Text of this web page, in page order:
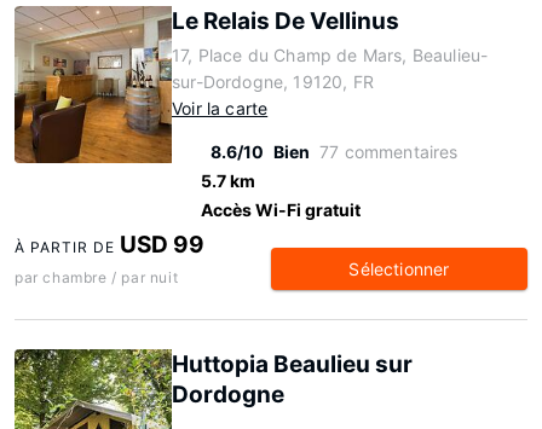
Le Relais De Vellinus
17, Place du Champ de Mars, Beaulieu-
sur-Dordogne, 19120, FR
Voir la carte
8.6/10 Bien 77 commentaires
5.7 km
Accès Wi-Fi gratuit
À PARTIR DE USD 99
par chambre / par nuit Sélectionner
Huttopia Beaulieu sur
Dordogne